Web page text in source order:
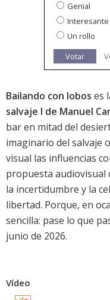
Genial
Interesante
Un rollo
Votar
Bailando con lobos es
salvaje I de Manuel
bar en mitad del
imaginario del salvaje
visual las influencias
propuesta audiovisual
la incertidumbre y la
libertad. Porque, en
sencilla: pase lo que
junio de 2026.
Vídeo